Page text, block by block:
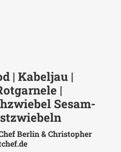
| Kabeljau |
|
Sesam-
Berlin & Christopher